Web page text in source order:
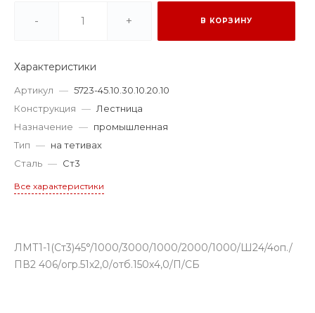
- + В КОРЗИНУ
Характеристики
Артикул — 5723-45.10.30.10.20.10
Конструкция — Лестница
Назначение — промышленная
Тип — на тетивах
Сталь — Ст3
Все характеристики
ЛМТ1-1(Ст3)45°/1000/3000/1000/2000/1000/Ш24/4оп./
ПВ2 406/огр.51х2,0/отб.150х4,0/П/СБ